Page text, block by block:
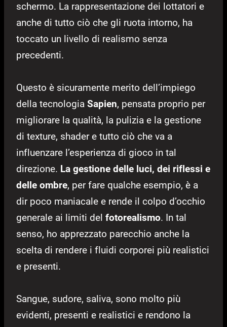
schermo. La rappresentazione dei lottatori e
anche di tutto ciò che gli ruota intorno, ha
toccato un livello di realismo senza
precedenti.
Questo è sicuramente merito dell’impiego
della tecnologia Sapien, pensata proprio per
migliorare la qualità, la pulizia e la gestione
di texture, shader e tutto ciò che va a
influenzare l’esperienza di gioco in tal
direzione. La gestione delle luci, dei riflessi e
delle ombre, per fare qualche esempio, è a
dir poco maniacale e rende il colpo d’occhio
generale ai limiti del fotorealismo. In tal
senso, ho apprezzato parecchio anche la
scelta di rendere i fluidi corporei più realistici
e presenti.
Sangue, sudore, saliva, sono molto più
evidenti, presenti e realistici e rendono la